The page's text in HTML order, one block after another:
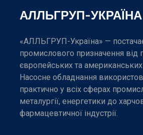
АЛЛЬГРУП-УКРАЇНА
«АЛЛЬГРУП-Україна» —
промислового призначення від
європейських та
Насосне обладнання
практично у всіх сферах
металургії, енергетики до
фармацевтичної індустрії.